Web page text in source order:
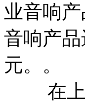
业音响
音响产
元。。
在上面